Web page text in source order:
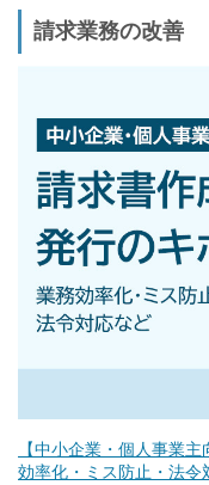
請求業務の改善
【中小企業・個人事業
効率化・ミス防止・法令